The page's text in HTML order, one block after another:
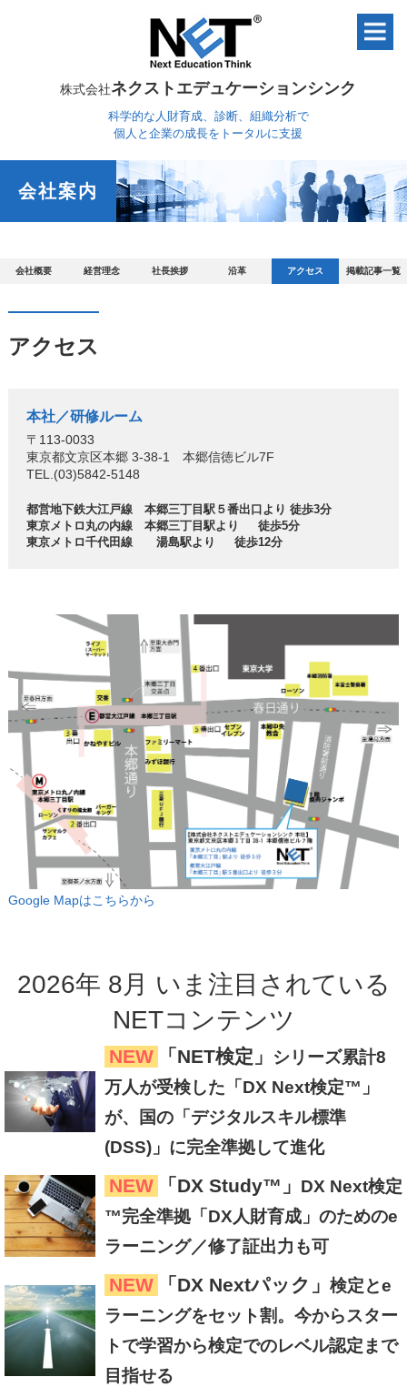
株式会社ネクストエデュケーションシンク
科学的な人財育成、診断、組織分析で
個人と企業の成長をトータルに支援
会社案内
会社概要 経営理念 社長挨拶 沿革 アクセス 掲載記事一覧
アクセス
本社／研修ルーム
〒113-0033
東京都文京区本郷 3-38-1 本郷信徳ビル7F
TEL.(03)5842-5148
都営地下鉄大江戸線 本郷三丁目駅５番出口より 徒歩3分
東京メトロ丸の内線 本郷三丁目駅より 徒歩5分
東京メトロ千代田線 湯島駅より 徒歩12分
Google Mapはこちらから
2026年 8月 いま注目 されている
NETコンテンツ
NEW 「NET検定」
シリーズ累計8
万人が受検した「DX Next検定™」
が、国の「デジタルスキル標準
(DSS)」に完全準拠して進化
NEW 「DX Study™」 DX Next検定
™完全準拠「DX人財育成」のためのe
ラーニング／修了証出力も可
NEW 「DX Nextパック」 検定とe
ラーニングをセット割。今からスター
トで学習から検定でのレベル認定まで
目指せる